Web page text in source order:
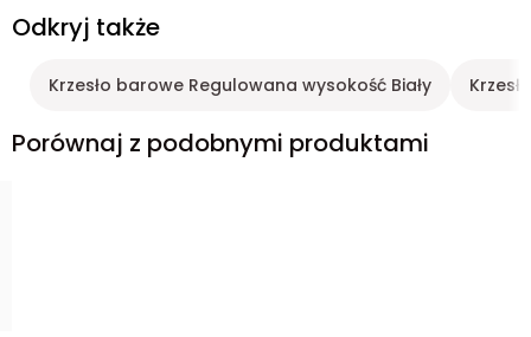
Odkryj także
Krzesło barowe Regulowana wysokość Biały
Porównaj z podobnymi produktami